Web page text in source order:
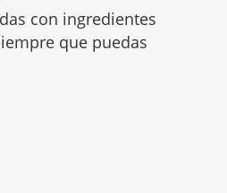
con ingredientes
que puedas